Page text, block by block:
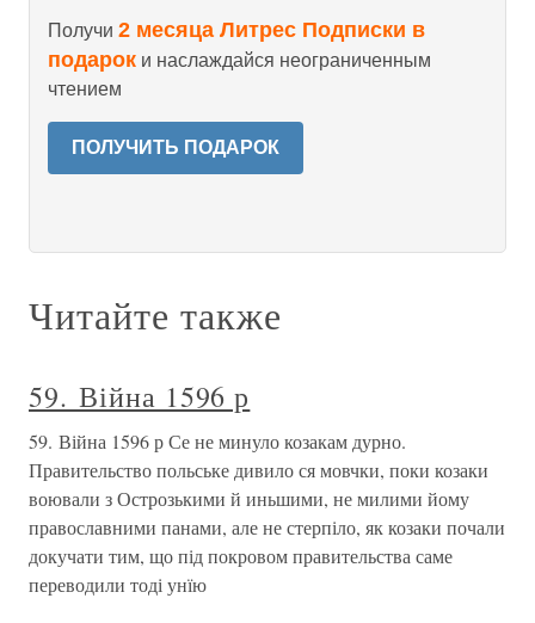
Получи 2 месяца Литрес Подписки в
подарок и наслаждайся неограниченным
чтением
ПОЛУЧИТЬ ПОДАРОК
Читайте также
59. Війна 1596 р
59. Війна 1596 р Се не минуло козакам дурно.
Правительство польське дивило ся мовчки, поки козаки
воювали з Острозькими й иньшими, не милими йому
православними панами, але не стерпіло, як козаки почали
докучати тим, що під покровом правительства саме
переводили тоді унїю